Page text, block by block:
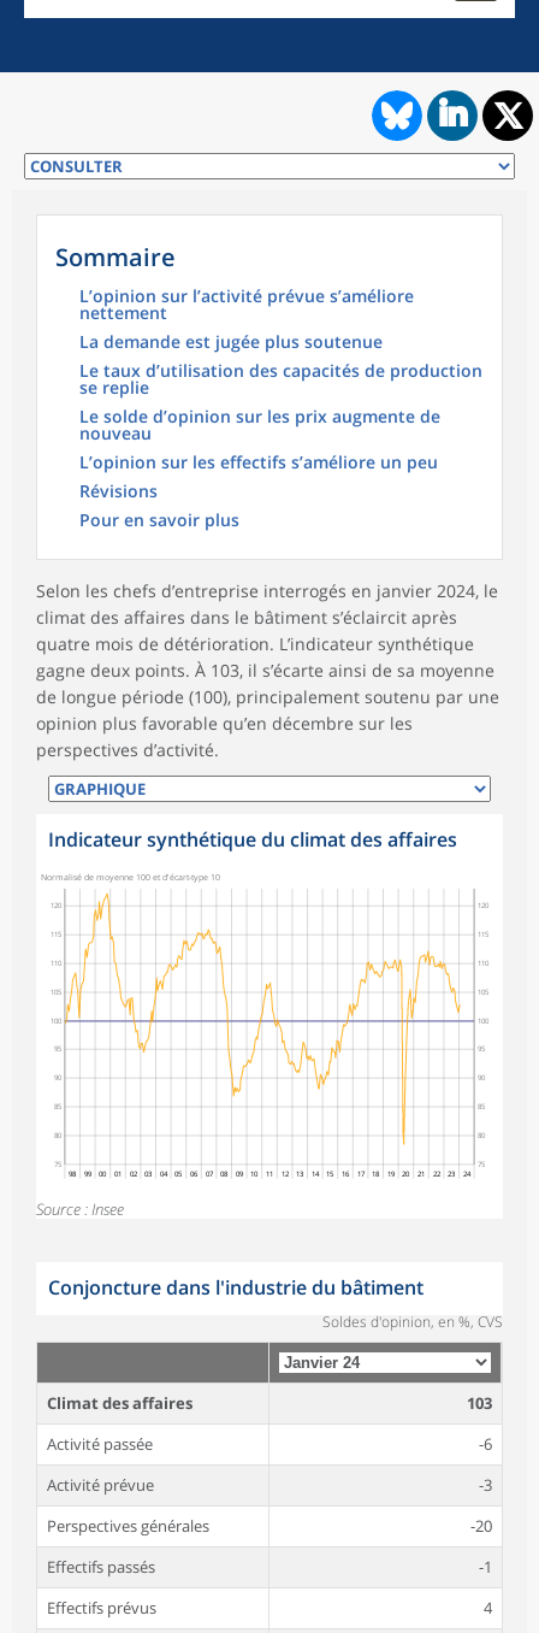
Sommaire
L’opinion sur l’activité prévue s’améliore
nettement
La demande est jugée plus soutenue
Le taux d’utilisation des capacités de production
se replie
Le solde d’opinion sur les prix augmente de
nouveau
L’opinion sur les effectifs s’améliore un peu
Révisions
Pour en savoir plus
Selon les chefs d’entreprise interrogés en janvier 2024, le
climat des affaires dans le bâtiment s’éclaircit après
quatre mois de détérioration. L’indicateur synthétique
gagne deux points. À 103, il s’écarte ainsi de sa moyenne
de longue période (100), principalement soutenu par une
opinion plus favorable qu’en décembre sur les
perspectives d’activité.
Indicateur synthétique du climat des affaires
100
105
110
115
120
95
90
85
80
75 75
80
85
90
95
100
105
110
115
120
Normalisé de moyenne 100 et d'écart-type 10
98 99 00 01 02 03 04 05 06 07 08 09 10 11 12 13 14 15 16 17 18 19 20 21 22 23 24
Source : Insee
Conjoncture dans l'industrie du bâtiment
Soldes d'opinion, en %, CVS
Climat des affaires
103
Activité passée
-6
Activité prévue
-3
Perspectives générales
-20
Effectifs passés
-1
Effectifs prévus
4